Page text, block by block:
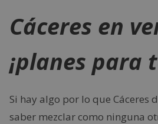
Cáceres en
¡planes para
Si hay algo por lo que Cáceres
saber mezclar como ninguna